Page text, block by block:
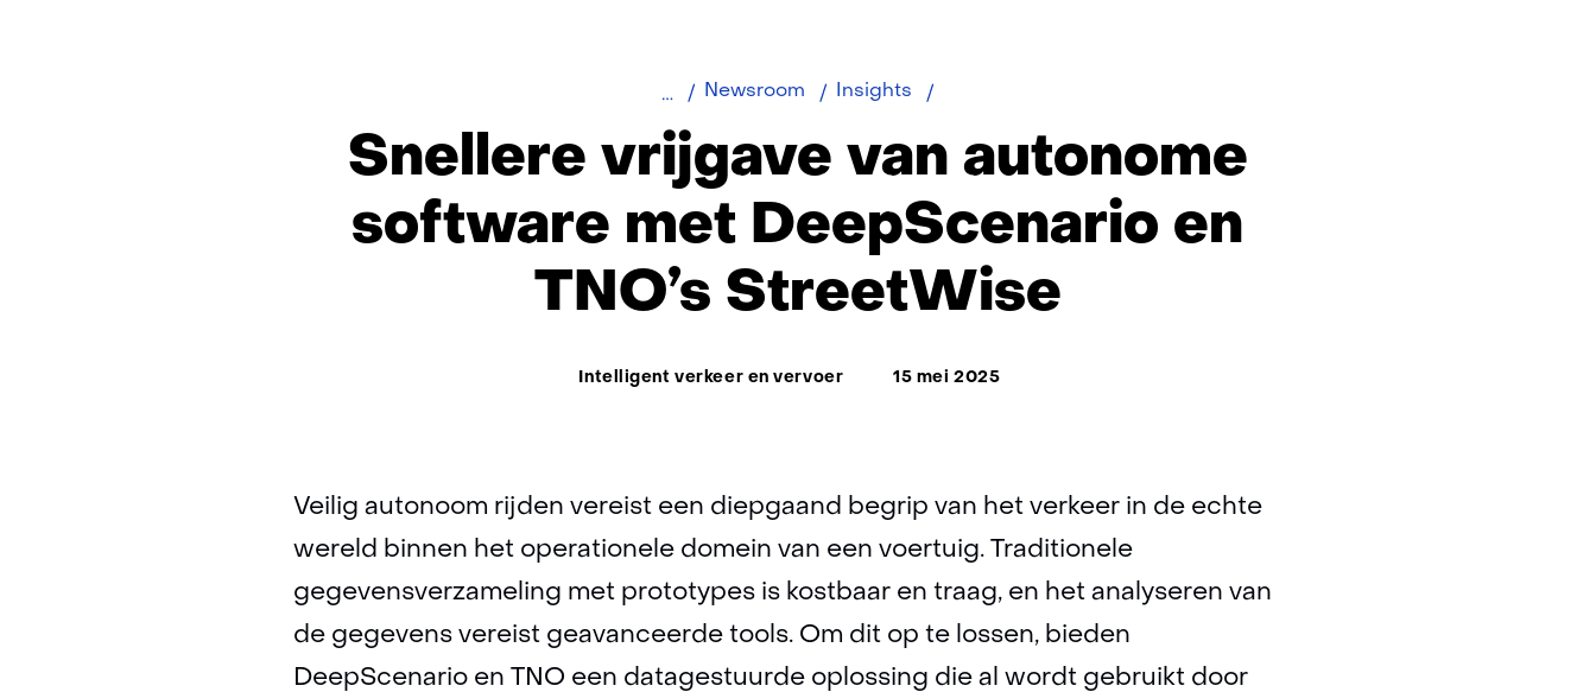
Newsroom Insights
van
software
DeepScenario
en
StreetWise
Snellere vrijgave van autonome
software met DeepScenario en
TNO’s StreetWise
Thema:
Intelligent verkeer en vervoer 15 mei 2025
Veilig autonoom rijden vereist een diepgaand begrip van het verkeer in de echte
wereld binnen het operationele domein van een voertuig. Traditionele
gegevensverzameling met prototypes is kostbaar en traag, en het analyseren van
de gegevens vereist geavanceerde tools. Om dit op te lossen, bieden
DeepScenario en TNO een datagestuurde oplossing die al wordt gebruikt door